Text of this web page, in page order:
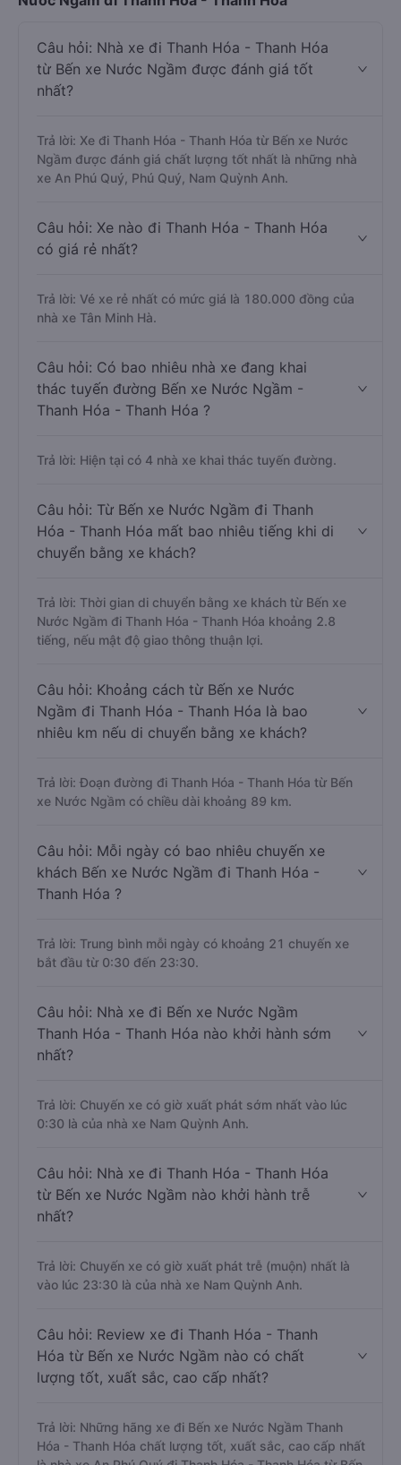
Câu hỏi: Nhà xe đi Thanh Hóa - Thanh Hóa
từ Bến xe Nước Ngầm được đánh giá tốt
nhất?
Trả lời: Xe đi Thanh Hóa - Thanh Hóa từ Bến xe Nước
Ngầm được đánh giá chất lượng tốt nhất là những nhà
xe An Phú Quý, Phú Quý, Nam Quỳnh Anh.
Câu hỏi: Xe nào đi Thanh Hóa - Thanh Hóa
có giá rẻ nhất?
Trả lời: Vé xe rẻ nhất có mức giá là 180.000 đồng của
nhà xe Tân Minh Hà.
Câu hỏi: Có bao nhiêu nhà xe đang khai
thác tuyến đường Bến xe Nước Ngầm -
Thanh Hóa - Thanh Hóa ?
Trả lời: Hiện tại có 4 nhà xe khai thác tuyến đường.
Câu hỏi: Từ Bến xe Nước Ngầm đi Thanh
Hóa - Thanh Hóa mất bao nhiêu tiếng khi di
chuyển bằng xe khách?
Trả lời: Thời gian di chuyển bằng xe khách từ Bến xe
Nước Ngầm đi Thanh Hóa - Thanh Hóa khoảng 2.8
tiếng, nếu mật độ giao thông thuận lợi.
Câu hỏi: Khoảng cách từ Bến xe Nước
Ngầm đi Thanh Hóa - Thanh Hóa là bao
nhiêu km nếu di chuyển bằng xe khách?
Trả lời: Đoạn đường đi Thanh Hóa - Thanh Hóa từ Bến
xe Nước Ngầm có chiều dài khoảng 89 km.
Câu hỏi: Mỗi ngày có bao nhiêu chuyến xe
khách Bến xe Nước Ngầm đi Thanh Hóa -
Thanh Hóa ?
Trả lời: Trung bình mỗi ngày có khoảng 21 chuyến xe
bắt đầu từ 0:30 đến 23:30.
Câu hỏi: Nhà xe đi Bến xe Nước Ngầm
Thanh Hóa - Thanh Hóa nào khởi hành sớm
nhất?
Trả lời: Chuyến xe có giờ xuất phát sớm nhất vào lúc
0:30 là của nhà xe Nam Quỳnh Anh.
Câu hỏi: Nhà xe đi Thanh Hóa - Thanh Hóa
từ Bến xe Nước Ngầm nào khởi hành trễ
nhất?
Trả lời: Chuyến xe có giờ xuất phát trễ (muộn) nhất là
vào lúc 23:30 là của nhà xe Nam Quỳnh Anh.
Câu hỏi: Review xe đi Thanh Hóa - Thanh
Hóa từ Bến xe Nước Ngầm nào có chất
lượng tốt, xuất sắc, cao cấp nhất?
Trả lời: Những hãng xe đi Bến xe Nước Ngầm Thanh
Hóa - Thanh Hóa chất lượng tốt, xuất sắc, cao cấp nhất